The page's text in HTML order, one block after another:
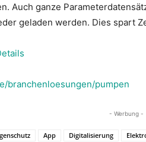
Auch ganze
geladen werden. Dies spart
branchenloesungen/pumpen
- Werbung -
App Digitalisierung